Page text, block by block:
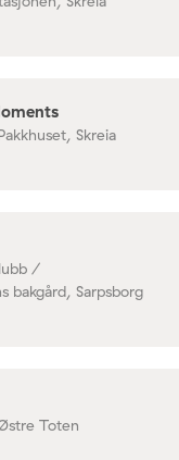
Skreia
/
bakgård, Sarpsborg
Toten